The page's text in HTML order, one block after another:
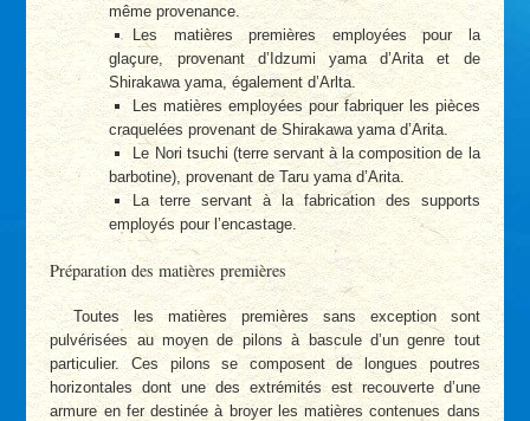
même provenance.
Les matières premières employées pour la
glaçure, provenant d’Idzumi yama d’Arita et de
Shirakawa yama, également d’Arlta.
Les matières employées pour fabriquer les pièces
craquelées provenant de Shirakawa yama d’Arita.
Le Nori tsuchi (terre servant à la composition de la
barbotine), provenant de Taru yama d’Arita.
La terre servant à la fabrication des supports
employés pour l’encastage.
Préparation des matières premières
Toutes les matières premières sans exception sont
pulvérisées au moyen de pilons à bascule d’un genre tout
particulier. Ces pilons se composent de longues poutres
horizontales dont une des extrémités est recouverte d’une
armure en fer destinée à broyer les matières contenues dans